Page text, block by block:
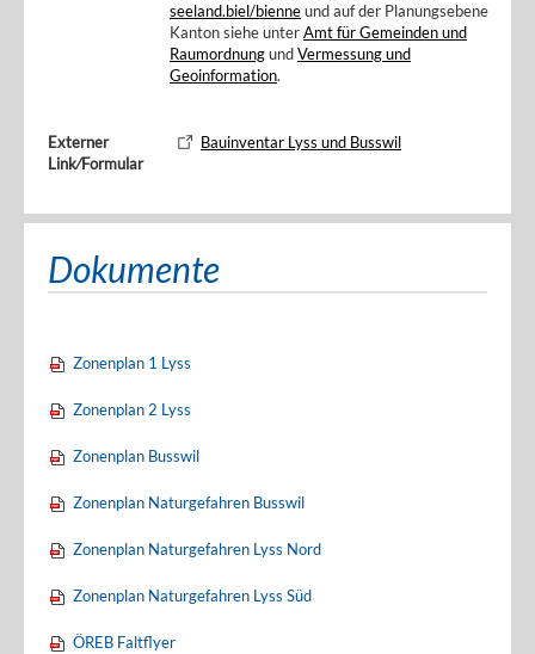
seeland.biel/bienneund auf der Planungsebene
Kanton siehe unterAmt für Gemeinden und
RaumordnungundVermessung und
Geoinformation.
Externer
Link⁄Formular
Bauinventar Lyss und Busswil
Dokumente
Zonenplan 1 Lyss
Zonenplan 2 Lyss
Zonenplan Busswil
Zonenplan Naturgefahren Busswil
Zonenplan Naturgefahren Lyss Nord
Zonenplan Naturgefahren Lyss Süd
ÖREB Faltflyer